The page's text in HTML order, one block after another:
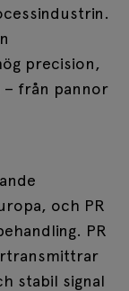
precision,
– från pannor
och PR
PR
stabil signal